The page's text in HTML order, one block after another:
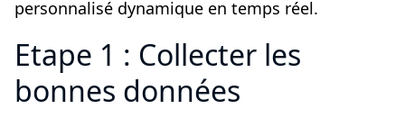
personnalisé dynamique en temps réel.
Etape 1 : Collecter les
bonnes données